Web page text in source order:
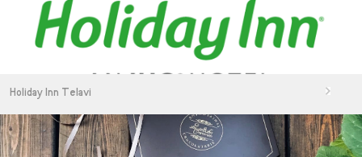
Holiday Inn Telavi